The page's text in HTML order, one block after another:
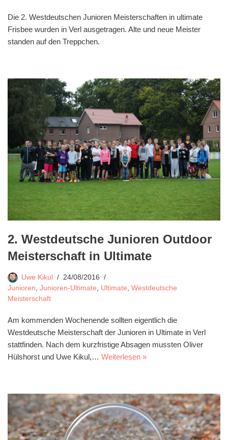
Die 2. Westdeutschen Junioren Meisterschaften in ultimate
Frisbee wurden in Verl ausgetragen. Alte und neue Meister
standen auf den Treppchen.
2. Westdeutsche Junioren Outdoor
Meisterschaft in Ultimate
Uwe Kikul
24/08/2016
Junioren Junioren-Ultimate Ultimate Westdeutsche
Meisterschaft
Am kommenden Wochenende sollten eigentlich die
Westdeutsche Meisterschaft der Junioren in Ultimate in Verl
stattfinden. Nach dem kurzfristige Absagen mussten Oliver
Hülshorst und Uwe Kikul,… Weiterlesen »